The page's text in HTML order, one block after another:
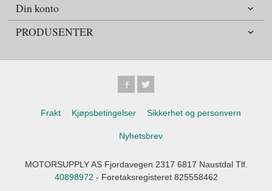
Din konto
PRODUSENTER
Frakt Kjøpsbetingelser Sikkerhet og personvern
Nyhetsbrev
MOTORSUPPLY AS Fjordavegen 2317 6817 Naustdal Tlf.
40898972 - Foretaksregisteret 825558462